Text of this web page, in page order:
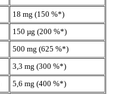
18 mg (150 %*)
150 µg (200 %*)
500 mg (625 %*)
3,3 mg (300 %*)
5,6 mg (400 %*)